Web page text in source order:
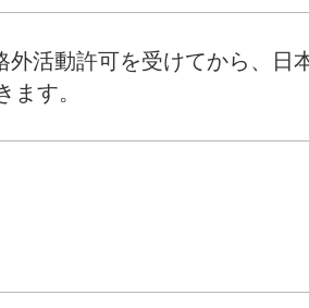
活動許可を受けてから、日
す。